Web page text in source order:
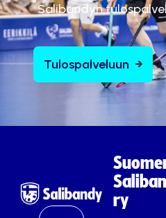
Salibandyn
Tulospalveluun
ry